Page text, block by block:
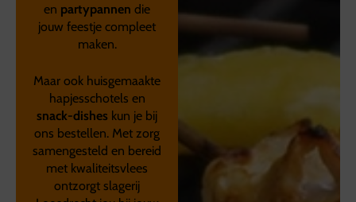
en partypannen die
jouw feestje compleet
maken.
Maar ook huisgemaakte
hapjesschotels en
snack-dishes kun je bij
ons bestellen. Met zorg
samengesteld en bereid
met kwaliteitsvlees
ontzorgt slagerij